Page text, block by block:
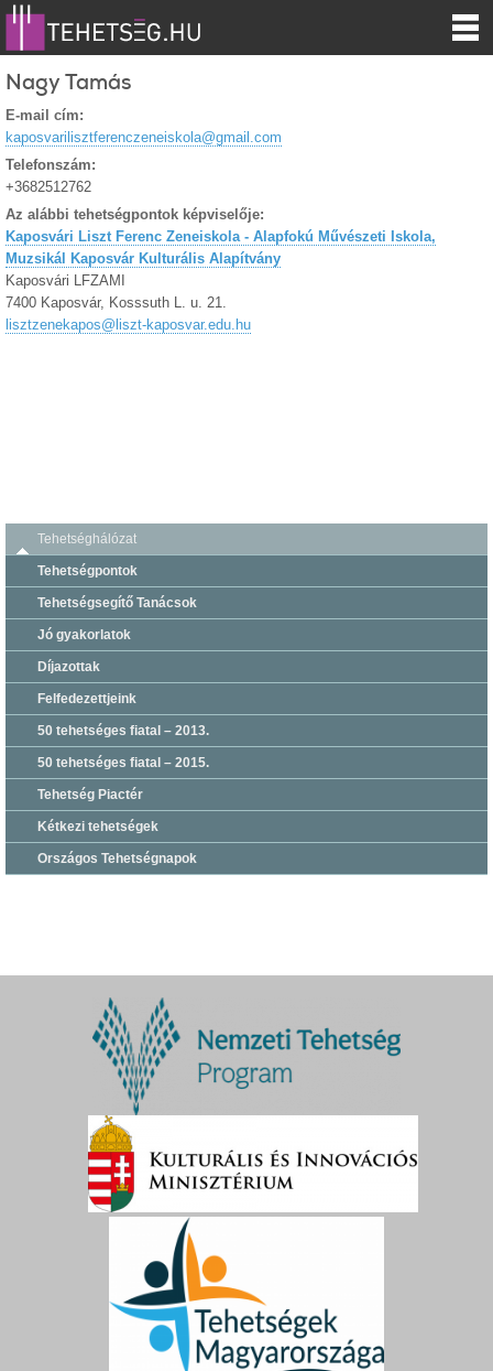
Nagy Tamás
E-mail cím:
kaposvarilisztferenczeneiskola@gmail.com
Telefonszám:
+3682512762
Az alábbi tehetségpontok képviselője:
Kaposvári Liszt Ferenc Zeneiskola - Alapfokú Művészeti Iskola,
Muzsikál Kaposvár Kulturális Alapítvány
Kaposvári LFZAMI
7400 Kaposvár, Kosssuth L. u. 21.
lisztzenekapos@liszt-kaposvar.edu.hu
Tehetséghálózat
Tehetségpontok
Tehetségsegítő Tanácsok
Jó gyakorlatok
Díjazottak
Felfedezettjeink
50 tehetséges fiatal – 2013.
50 tehetséges fiatal – 2015.
Tehetség Piactér
Kétkezi tehetségek
Országos Tehetségnapok